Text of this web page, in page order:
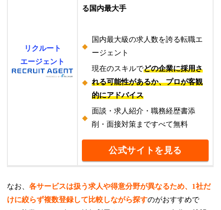
リクルート
エージェント
る国内最大手
国内最大級の求人数を誇る転職エ
ージェント
現在のスキルでどの企業に採用さ
れる可能性があるか、プロが客観
的にアドバイス
面談・求人紹介・職務経歴書添
削・面接対策まですべて無料
公式サイトを見る
なお、各サービスは扱う求人や得意分野が異なるため、1社だ
けに絞らず複数登録して比較しながら探すのがおすすめで